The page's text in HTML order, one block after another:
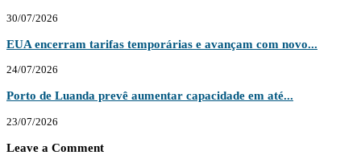
30/07/2026
EUA encerram tarifas temporárias e avançam com novo...
24/07/2026
Porto de Luanda prevê aumentar capacidade em até...
23/07/2026
Leave a Comment